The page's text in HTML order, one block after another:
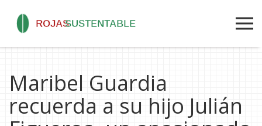
Maribel Guardia
recuerda a su hijo Julián